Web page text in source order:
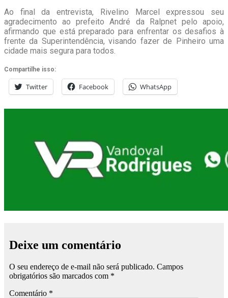
Ao final da entrevista, Rivelino Marcel expressou seu
agradecimento ao prefeito André da Ralpnet pelo apoio,
afirmando que está preparado para enfrentar os desafios à
frente da Superintendência, visando fazer de Pinheiro uma
cidade mais segura para todos.
Compartilhe isso:
Twitter Facebook WhatsApp
Deixe um comentário
O seu endereço de e-mail não será publicado. Campos
obrigatórios são marcados com *
Comentário *